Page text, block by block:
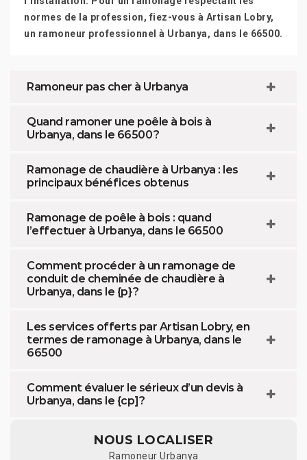
normes de la profession, fiez-vous à Artisan Lobry,
un ramoneur professionnel à Urbanya, dans le 66500.
Ramoneur pas cher à Urbanya
Quand ramoner une poêle à bois à
Urbanya, dans le 66500 ?
Ramonage de chaudière à Urbanya : les
principaux bénéfices obtenus
Ramonage de poêle à bois : quand
l’effectuer à Urbanya, dans le 66500
Comment procéder à un ramonage de
conduit de cheminée de chaudière à
Urbanya, dans le {p} ?
Les services offerts par Artisan Lobry, en
termes de ramonage à Urbanya, dans le
66500
Comment évaluer le sérieux d’un devis à
Urbanya, dans le {cp]?
NOUS LOCALISER
Ramoneur Urbanya